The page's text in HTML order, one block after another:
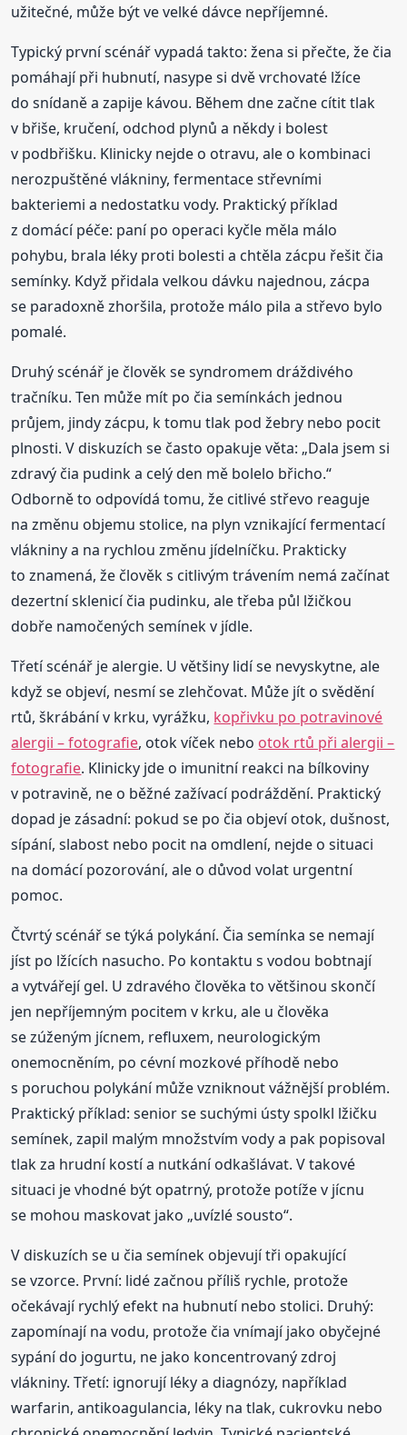
užitečné, může být ve velké dávce nepříjemné.
Typický první scénář vypadá takto: žena si přečte, že čia
pomáhají při hubnutí, nasype si dvě vrchovaté lžíce
do snídaně a zapije kávou. Během dne začne cítit tlak
v břiše, kručení, odchod plynů a někdy i bolest
v podbřišku. Klinicky nejde o otravu, ale o kombinaci
nerozpuštěné vlákniny, fermentace střevními
bakteriemi a nedostatku vody. Praktický příklad
z domácí péče: paní po operaci kyčle měla málo
pohybu, brala léky proti bolesti a chtěla zácpu řešit čia
semínky. Když přidala velkou dávku najednou, zácpa
se paradoxně zhoršila, protože málo pila a střevo bylo
pomalé.
Druhý scénář je člověk se syndromem dráždivého
tračníku. Ten může mít po čia semínkách jednou
průjem, jindy zácpu, k tomu tlak pod žebry nebo pocit
plnosti. V diskuzích se často opakuje věta: „Dala jsem si
zdravý čia pudink a celý den mě bolelo břicho.“
Odborně to odpovídá tomu, že citlivé střevo reaguje
na změnu objemu stolice, na plyn vznikající fermentací
vlákniny a na rychlou změnu jídelníčku. Prakticky
to znamená, že člověk s citlivým trávením nemá začínat
dezertní sklenicí čia pudinku, ale třeba půl lžičkou
dobře namočených semínek v jídle.
Třetí scénář je alergie. U většiny lidí se nevyskytne, ale
když se objeví, nesmí se zlehčovat. Může jít o svědění
rtů, škrábání v krku, vyrážku, kopřivku po potravinové
alergii – fotografie, otok víček nebo otok rtů při alergii –
fotografie. Klinicky jde o imunitní reakci na bílkoviny
v potravině, ne o běžné zažívací podráždění. Praktický
dopad je zásadní: pokud se po čia objeví otok, dušnost,
sípání, slabost nebo pocit na omdlení, nejde o situaci
na domácí pozorování, ale o důvod volat urgentní
pomoc.
Čtvrtý scénář se týká polykání. Čia semínka se nemají
jíst po lžících nasucho. Po kontaktu s vodou bobtnají
a vytvářejí gel. U zdravého člověka to většinou skončí
jen nepříjemným pocitem v krku, ale u člověka
se zúženým jícnem, refluxem, neurologickým
onemocněním, po cévní mozkové příhodě nebo
s poruchou polykání může vzniknout vážnější problém.
Praktický příklad: senior se suchými ústy spolkl lžičku
semínek, zapil malým množstvím vody a pak popisoval
tlak za hrudní kostí a nutkání odkašlávat. V takové
situaci je vhodné být opatrný, protože potíže v jícnu
se mohou maskovat jako „uvízlé sousto“.
V diskuzích se u čia semínek objevují tři opakující
se vzorce. První: lidé začnou příliš rychle, protože
očekávají rychlý efekt na hubnutí nebo stolici. Druhý:
zapomínají na vodu, protože čia vnímají jako obyčejné
sypání do jogurtu, ne jako koncentrovaný zdroj
vlákniny. Třetí: ignorují léky a diagnózy, například
warfarin, antikoagulancia, léky na tlak, cukrovku nebo